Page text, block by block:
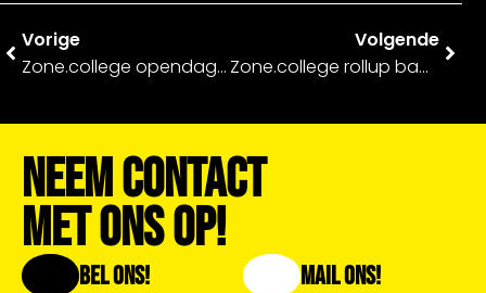
Vorige
Zone.college opendag 2021
Volgende
Zone.college rollup banner 2021
Neem Contact
Met Ons Op!
Bel Ons! Mail Ons!